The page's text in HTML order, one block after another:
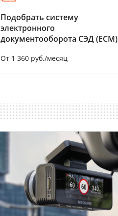
Подобрать систему
электронного
документооборота СЭД (ECM)
От 1 360 руб./месяц